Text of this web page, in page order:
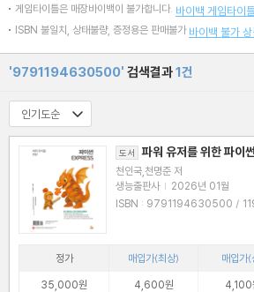
게임타이틀은 매장바이백이 불가합니다. 바이백 게임타이
ISBN 불일치, 상태불량, 증정용은 판매불가 바이백 불가
'9791194630500' 검색결과1건
도서 파워 유저를 위한 파이
천인국,천명준 저
생능출판사 | 2026년 01월
정가 매입가(최상) 매입가(
35,000원
4,600원 4,100